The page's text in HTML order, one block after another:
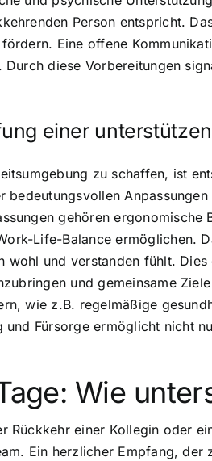
Person entspricht.
Eine offene
diese Vorbereitungen
einer
zu schaffen, ist
bedeutungsvollen
gehören
Life-Balance ermöglichen.
wohl und verstanden fühlt.
und gemeinsame
wie z.B. regelmäßige
und Fürsorge ermöglicht nicht
Wie
Rückkehr einer Kollegin oder
Ein herzlicher Empfang,